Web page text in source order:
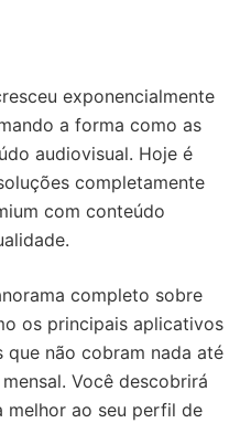
exponencialmente
a forma como as
audiovisual. Hoje é
completamente
com conteúdo
completo sobre
os principais aplicativos
que não cobram nada até
Você descobrirá
melhor ao seu perfil de